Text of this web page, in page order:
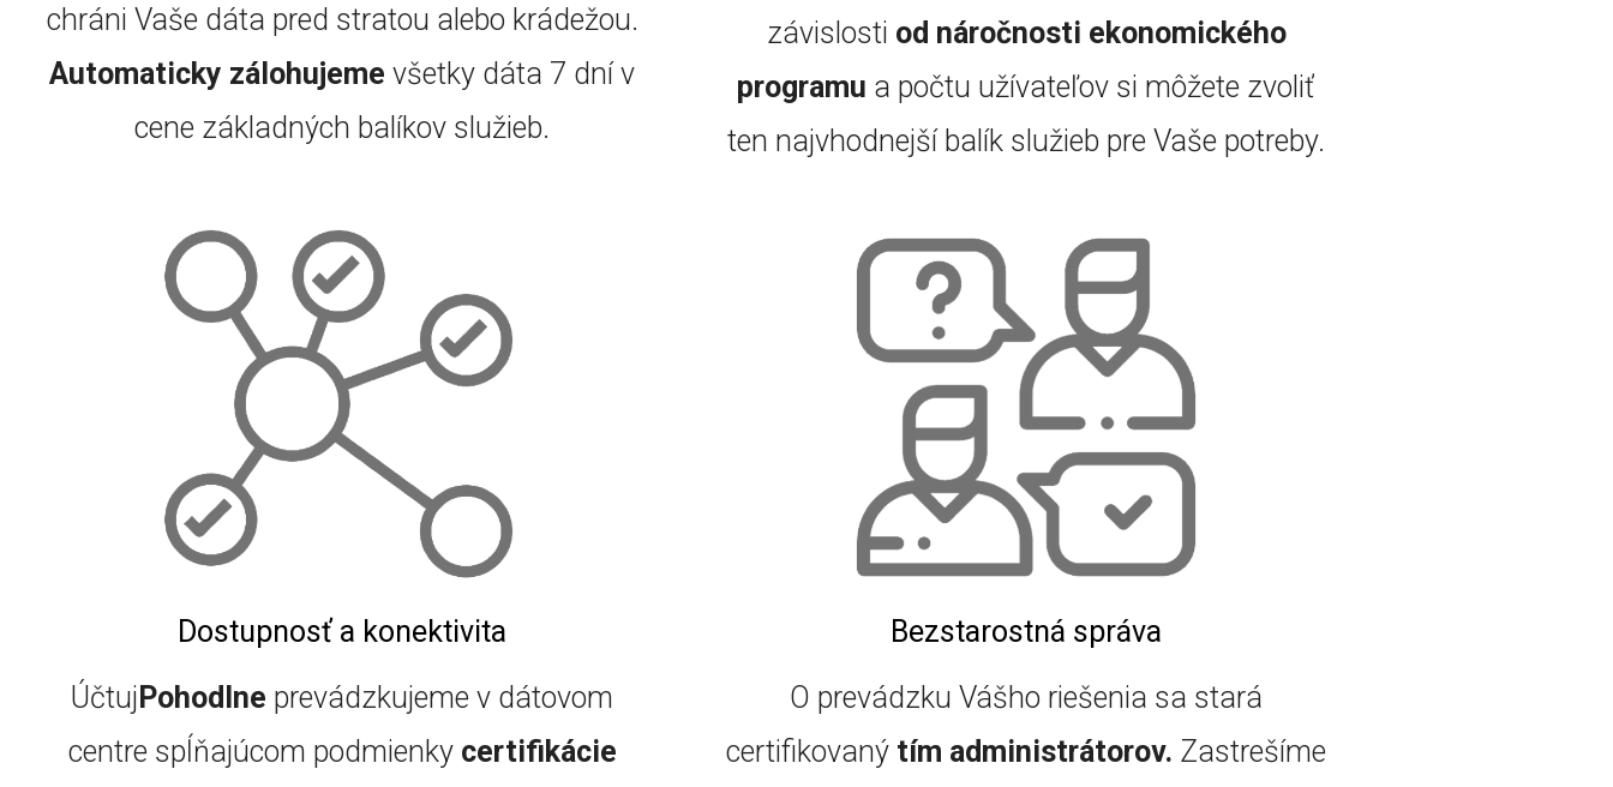
chráni Vaše dáta pred stratou alebo krádežou.
Automaticky zálohujeme všetky dáta 7 dní v
cene základných balíkov služieb.
závislosti od náročnosti ekonomického
programu a počtu užívateľov si môžete zvoliť
ten najvhodnejší balík služieb pre Vaše potreby.
Dostupnosť a konektivita
Účtuj Pohodlne prevádzkujeme v dátovom
centre spĺňajúcom podmienky certifikácie
Bezstarostná správa
O prevádzku Vášho riešenia sa stará
certifikovaný tím administrátorov. Zastrešíme